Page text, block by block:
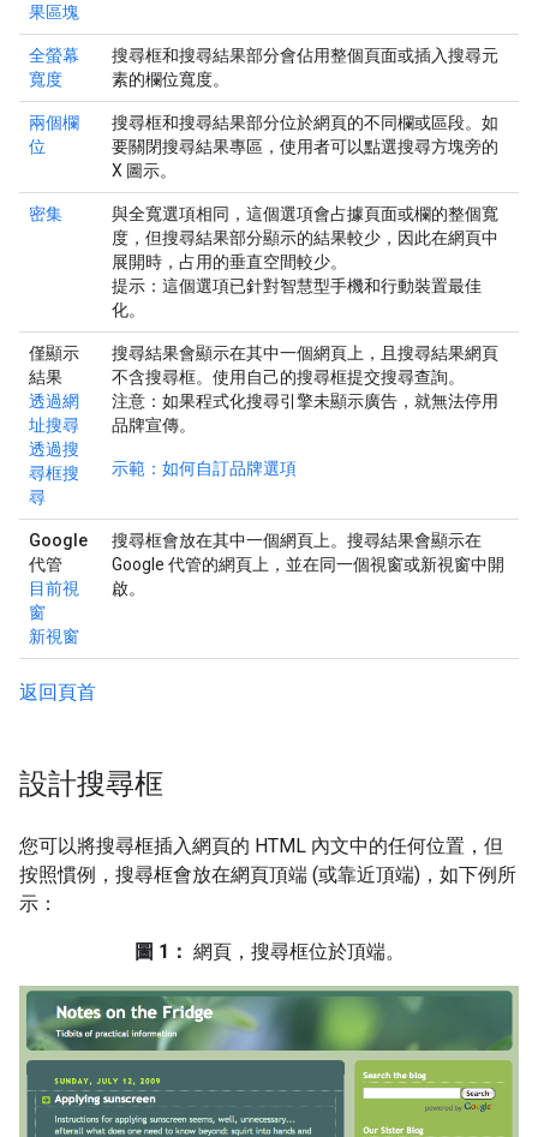
果區塊
全螢幕
寬度
搜尋框和搜尋結果部分會佔用整個頁面或插入搜尋元
素的欄位寬度。
兩個欄
位
搜尋框和搜尋結果部分位於網頁的不同欄或區段。如
要關閉搜尋結果專區，使用者可以點選搜尋方塊旁的
X 圖示。
密集
與全寬選項相同，這個選項會占據頁面或欄的整個寬
度，但搜尋結果部分顯示的結果較少，因此在網頁中
展開時，占用的垂直空間較少。
提示： 這個選項已針對智慧型手機和行動裝置最佳
化。
僅顯示
結果
透過網
址搜尋
透過搜
尋框搜
尋
搜尋結果會顯示在其中一個網頁上，且搜尋結果網頁
不含搜尋框。使用自己的搜尋框提交搜尋查詢。
注意 ：如果程式化搜尋引擎未顯示廣告，就無法停用
品牌宣傳。
示範：如何自訂品牌選項
Google
代管
目前視
窗
新視窗
搜尋框會放在其中一個網頁上。搜尋結果會顯示在
Google 代管的網頁上，並在同一個視窗或新視窗中開
啟。
返回頁首
設計搜尋框
您可以將搜尋框插入網頁的 HTML 內文中的任何位置，但
按照慣例，搜尋框會放在網頁頂端 (或靠近頂端)，如下例所
示：
圖 1： 網頁，搜尋框位於頂端。